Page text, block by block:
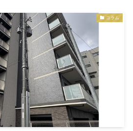
コラム